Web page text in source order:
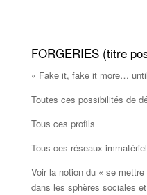
FORGERIES (titre
« Fake it, fake it more…
Toutes ces possibilités de
Tous ces profils
Tous ces réseaux
Voir la notion du « se
dans les sphères sociales